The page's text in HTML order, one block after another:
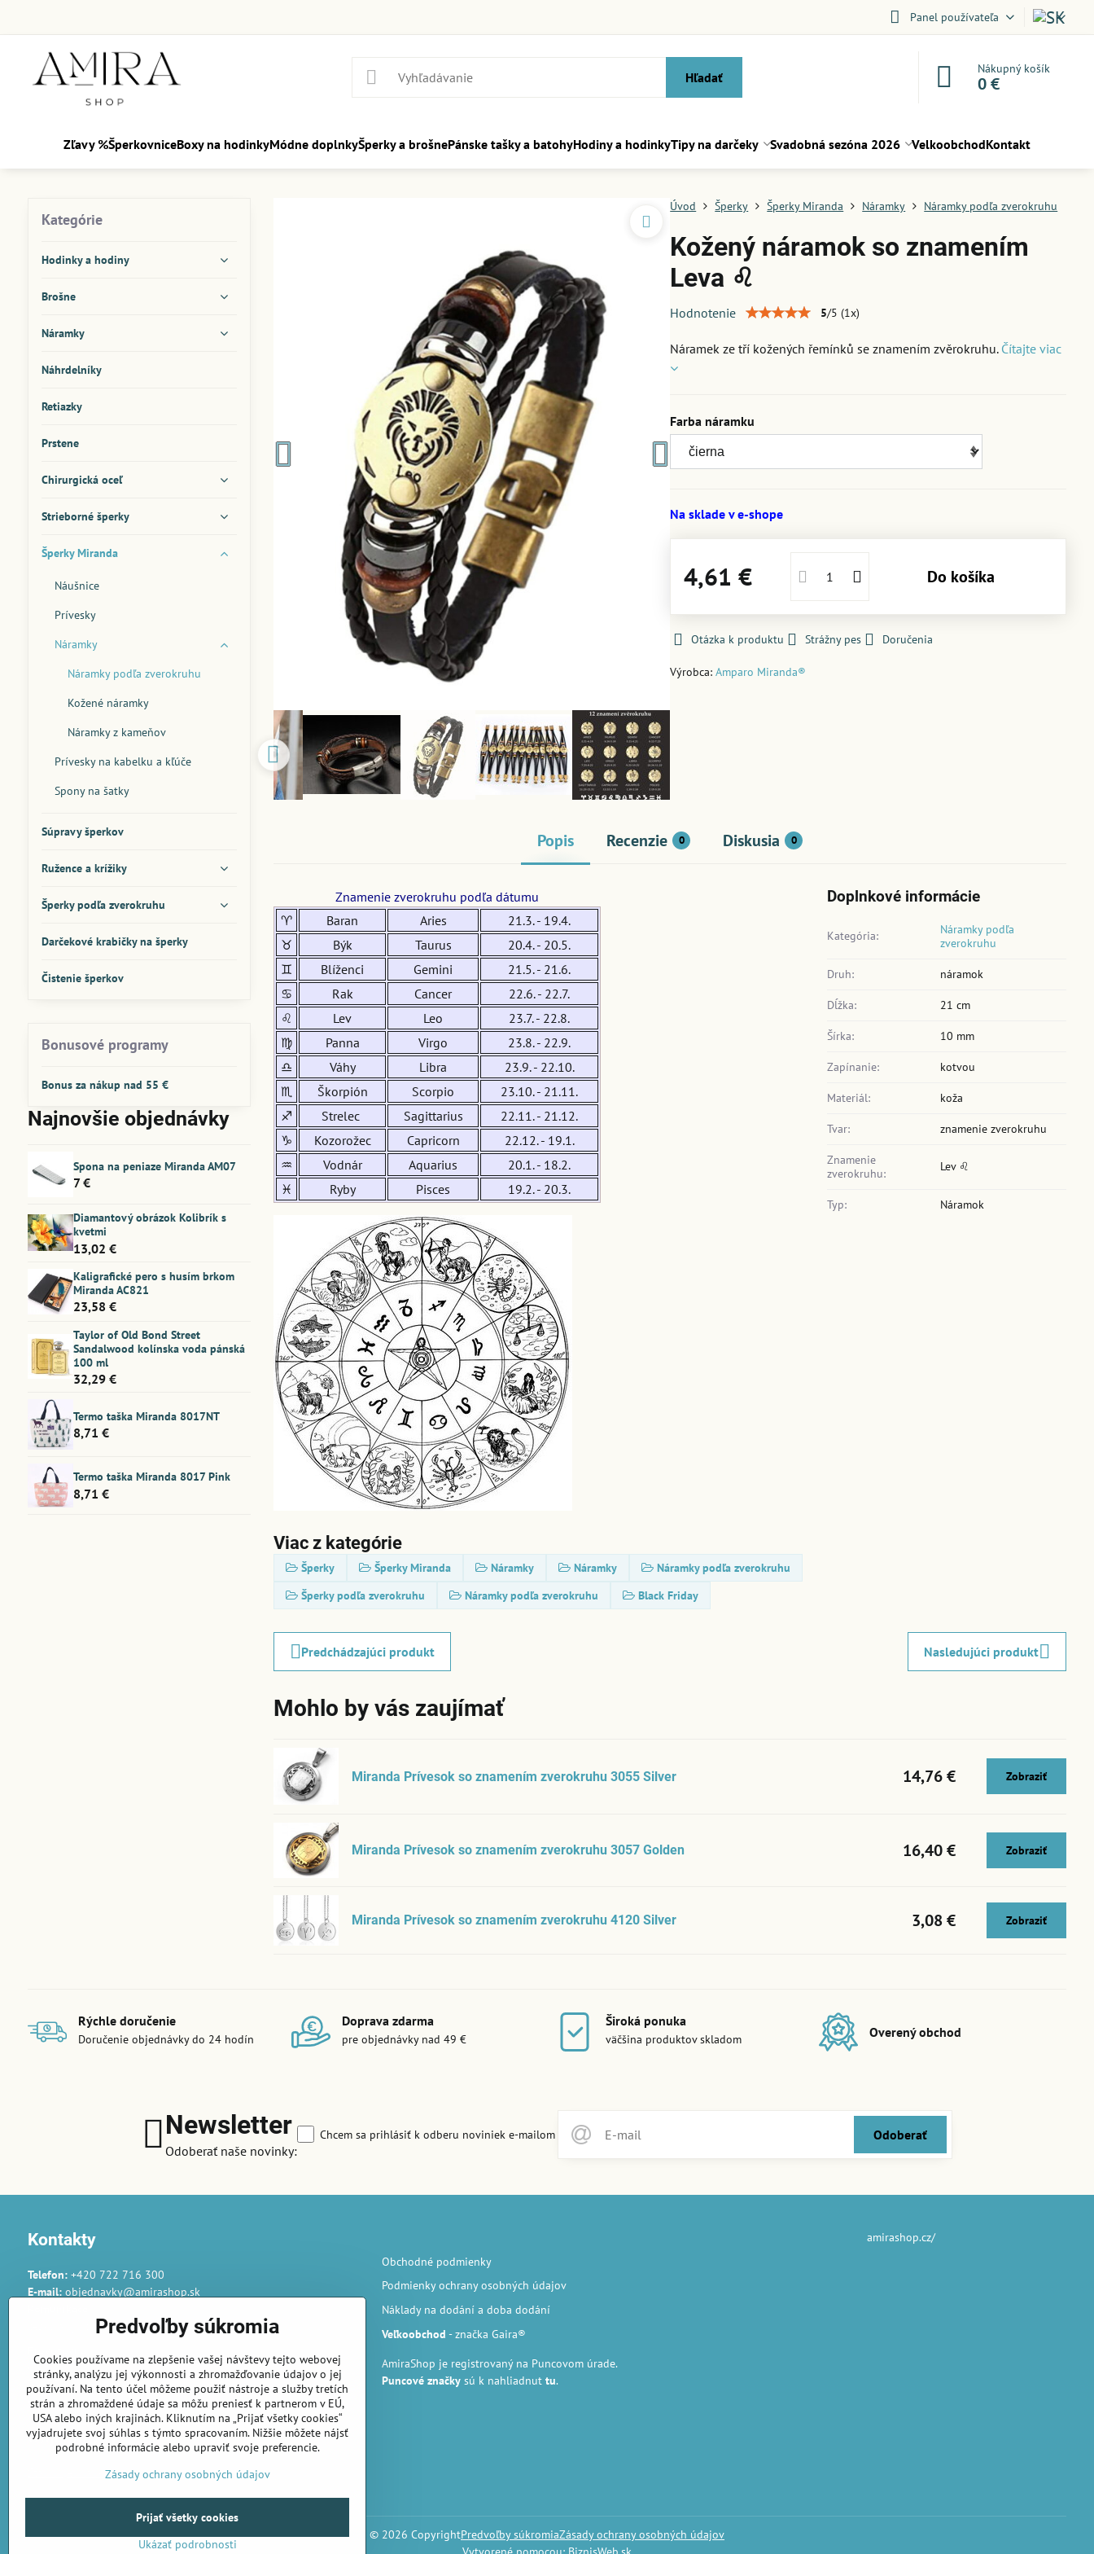
Panel používateľa
Hľadať
Nákupný košík
0 €
Zľavy %ŠperkovniceBoxy na hodinkyMódne doplnkyŠperky a brošnePánske tašky a batohyHodiny a hodinkyTipy na darčeky Svadobná sezóna 2026 VelkoobchodKontakt
Úvod Šperky Šperky Miranda Náramky Náramky podľa zverokruhu
Kožený náramok so znamením
Leva ♌
Hodnotenie 5/5 (1x)
Náramek ze tří kožených řemínků se znamením zvěrokruhu. Čítajte viac
Farba náramku
Na sklade v e-shope
4,61 € Do košíka
Otázka k produktu Strážny pes Doručenia
Výrobca:Amparo Miranda®
Popis Recenzie 0 Diskusia 0
Znamenie zverokruhu podľa dátumu
♈
Baran Aries
21.3. - 19.4.
♉
Býk Taurus
20.4. - 20.5.
♊
Blíženci Gemini
21.5. - 21.6.
♋
Rak Cancer
22.6. - 22.7.
♌
Lev Leo
23.7. - 22.8.
♍
Panna Virgo
23.8. - 22.9.
♎
Váhy Libra
23.9. - 22.10.
♏
Škorpión Scorpio
23.10. - 21.11.
♐
Strelec Sagittarius
22.11. - 21.12.
♑
Kozorožec Capricorn
22.12. - 19.1.
♒
Vodnár Aquarius
20.1. - 18.2.
♓
Ryby Pisces 19.2. - 20.3.
Viac z kategórie
Šperky Šperky Miranda Náramky Náramky
Náramky podľa zverokruhu
Šperky podľa zverokruhu
Náramky podľa zverokruhu Black Friday
Doplnkové informácie
Kategória:
Náramky podľa
zverokruhu
Druh: náramok
Dĺžka: 21 cm
Šírka: 10 mm
Zapínanie: kotvou
Materiál: koža
Tvar: znamenie zverokruhu
Znamenie
zverokruhu:
Lev ♌
Typ: Náramok
Predchádzajúci produkt Nasledujúci produkt
Mohlo by vás zaujímať
Miranda Prívesok so znamením zverokruhu 3055 Silver 14,76 € Zobraziť
Miranda Prívesok so znamením zverokruhu 3057 Golden 16,40 € Zobraziť
Miranda Prívesok so znamením zverokruhu 4120 Silver 3,08 € Zobraziť
Kategórie
Hodinky a hodiny
Brošne
Náramky
Náhrdelníky
Retiazky
Prstene
Chirurgická oceľ
Strieborné šperky
Šperky Miranda
Náušnice
Prívesky
Náramky
Náramky podľa zverokruhu
Kožené náramky
Náramky z kameňov
Prívesky na kabelku a kľúče
Spony na šatky
Súpravy šperkov
Ružence a krížiky
Šperky podľa zverokruhu
Darčekové krabičky na šperky
Čistenie šperkov
Bonusové programy
Bonus za nákup nad 55 €
Najnovšie objednávky
Spona na peniaze Miranda AM07
7 €
Diamantový obrázok Kolibrík s
kvetmi
13,02 €
Kaligrafické pero s husím brkom
Miranda AC821
23,58 €
Taylor of Old Bond Street
Sandalwood kolínska voda pánská
100 ml
32,29 €
Termo taška Miranda 8017NT
8,71 €
Termo taška Miranda 8017 Pink
8,71 €
Rýchle doručenie
Doručenie objednávky do 24 hodín
Doprava zdarma
pre objednávky nad 49 €
Široká ponuka
väčšina produktov skladom Overený obchod
Newsletter
Odoberať naše novinky:
Odoberať
Chcem sa prihlásiť k odberu noviniek e-mailom
Kontakty
Telefon:+420 722 716 300
E-mail:objednavky@amirashop.sk
česky, anglicky, rusky, španělsky, polsky
Gairaca s.r.o.
74253 Kunín 348
Česká republika
Objednávky
Stav objednávky
Obchodné podmienky
Podmienky ochrany osobných údajov
Náklady na dodání a doba dodání
Veľkoobchod - značka Gaira®
AmiraShop je registrovaný na Puncovom úrade.
Puncové značkysú k nahliadnut tu.
amirashop.cz/
© 2026 CopyrightPredvoľby súkromiaZásady ochrany osobných údajov
Predvoľby súkromia
Cookies používame na zlepšenie vašej návštevy tejto webovej
stránky, analýzu jej výkonnosti a zhromažďovanie údajov o jej
používaní. Na tento účel môžeme použiť nástroje a služby tretích
strán a zhromaždené údaje sa môžu preniesť k partnerom v EÚ,
USA alebo iných krajinách. Kliknutím na „Prijať všetky cookies“
vyjadrujete svoj súhlas s týmto spracovaním. Nižšie môžete nájsť
podrobné informácie alebo upraviť svoje preferencie.
Zásady ochrany osobných údajov
Ukázať podrobnosti
Prijať všetky cookies